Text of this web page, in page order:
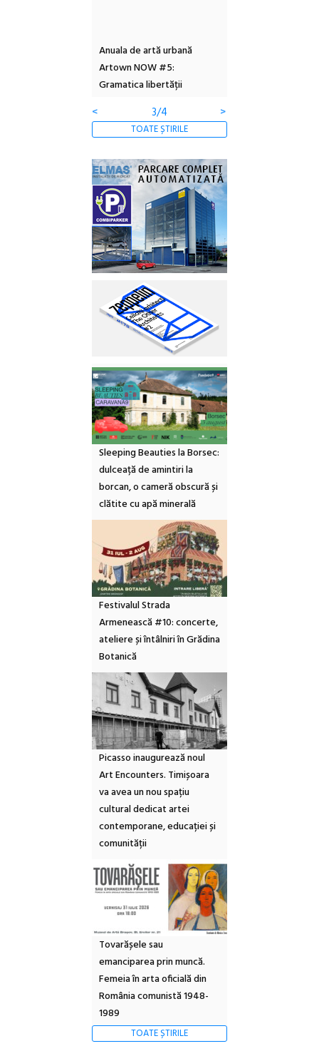
Anuala de artă urbană
Artown NOW #5:
Gramatica libertății
<
3/4 >
TOATE ȘTIRILE
Sleeping Beauties la Borsec:
dulceață de amintiri la
borcan, o cameră obscură și
clătite cu apă minerală
Festivalul Strada
Armenească #10: concerte,
ateliere și întâlniri în Grădina
Botanică
Picasso inaugurează noul
Art Encounters. Timișoara
va avea un nou spațiu
cultural dedicat artei
contemporane, educației și
comunității
Tovarășele sau
emanciparea prin muncă.
Femeia în arta oficială din
România comunistă 1948-
1989
TOATE ȘTIRILE